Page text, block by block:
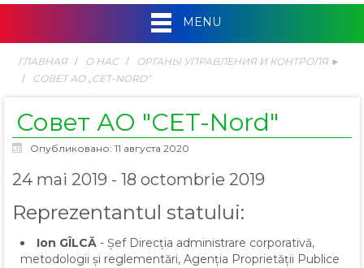
MENU
ГЛАВНАЯ О НАС
ОРГАНЫ УПРАВЛЕНИЯ И КОНТРОЛЯ ►
СОВЕТ АО „CET-NORD”
Совет АО "CET-Nord"
Опубликовано: 11 августа 2020
24 mai 2019 - 18 octombrie 2019
Reprezentantul statului:
Ion GÎLCĂ - Șef Direcția administrare corporativă,
metodologii și reglementări, Agenția Proprietății Publice